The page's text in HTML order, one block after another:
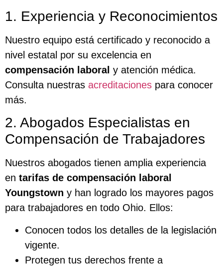
1. Experiencia y Reconocimientos
Nuestro equipo está certificado y reconocido a
nivel estatal por su excelencia en
compensación laboral y atención médica.
Consulta nuestras acreditaciones para conocer
más.
2. Abogados Especialistas en
Compensación de Trabajadores
Nuestros abogados tienen amplia experiencia
en tarifas de compensación laboral
Youngstown y han logrado los mayores pagos
para trabajadores en todo Ohio. Ellos:
Conocen todos los detalles de la legislación
vigente.
Protegen tus derechos frente a